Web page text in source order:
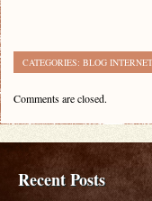
CATEGORIES: BLOG
Comments are closed.
Recent Posts